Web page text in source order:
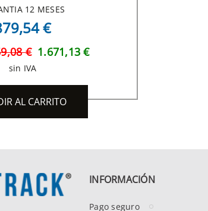
12 MESES
€
€ 1.671,13 €
sin IVA
AL CARRITO
INFORMACIÓN
Pago seguro